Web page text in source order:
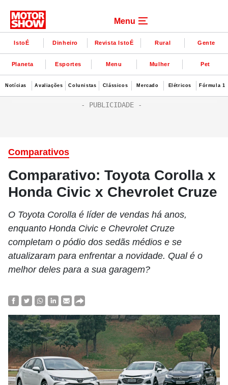
Menu
IstoÉ Dinheiro Revista IstoÉ Rural Gente
Planeta Esportes Menu Mulher Pet
Notícias Avaliações Colunistas Clássicos Mercado Elétricos Fórmula 1
Comparativos
Comparativo: Toyota Corolla x
Honda Civic x Chevrolet Cruze
O Toyota Corolla é líder de vendas há anos,
enquanto Honda Civic e Chevrolet Cruze
completam o pódio dos sedãs médios e se
atualizaram para enfrentar a novidade. Qual é o
melhor deles para a sua garagem?